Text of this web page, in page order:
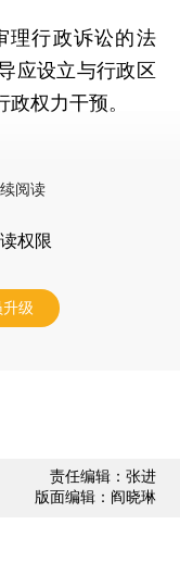
行政诉讼的法
应设立与行政区
权力干预。
阅读
权限
级
责任编辑：张进
版面编辑：阎晓琳